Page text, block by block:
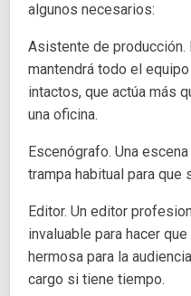
algunos necesarios:
Asistente de producción.
mantendrá todo el
intactos, que actúa más
una oficina.
Escenógrafo. Una
trampa habitual para que
Editor. Un editor
invaluable para hacer
hermosa para la
cargo si tiene tiempo.